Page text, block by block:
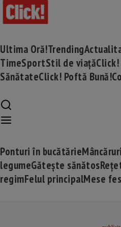
Ultima Oră!Trending
TimeSportStil de viață
SănătateClick! Poftă Bună!
Ponturi în bucătărie
legumeGătește sănătos
regimFelul principalMese